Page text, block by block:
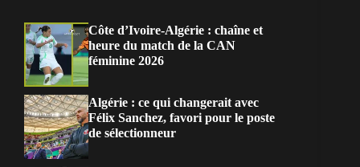
Côte d’Ivoire-Algérie : chaîne et
heure du match de la CAN
féminine 2026
Algérie : ce qui changerait avec
Félix Sanchez, favori pour le poste
de sélectionneur